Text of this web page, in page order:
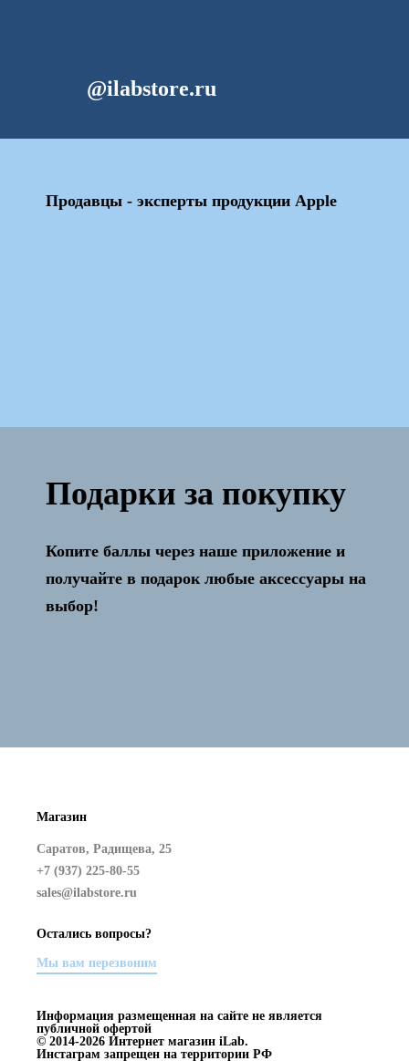
@ilabstore.ru
Продавцы - эксперты продукции Apple
Активация и настройка бесплатно!
Подарки за покупку
Копите баллы через наше приложение и
получайте в подарок любые аксессуары на
выбор!
Магазин
Саратов, Радищева, 25
+7 (937) 225-80-55
sales@ilabstore.ru
Остались вопросы?
Мы вам перезвоним
Информация размещенная на сайте не является
публичной офертой
© 2014-2026 Интернет магазин iLab.
Инстаграм запрещен на территории РФ